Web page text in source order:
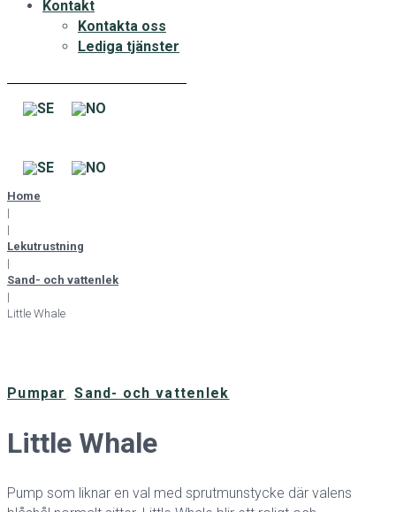
Kontakt
Kontakta oss
Lediga tjänster
Home
|
|
Lekutrustning
|
Sand- och vattenlek
|
Little Whale
Pumpar ,Sand- och vattenlek
Little Whale
Pump som liknar en val med sprutmunstycke där valens